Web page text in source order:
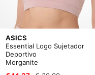
ASICS
Essential Logo Sujetador
Deportivo
Morganite